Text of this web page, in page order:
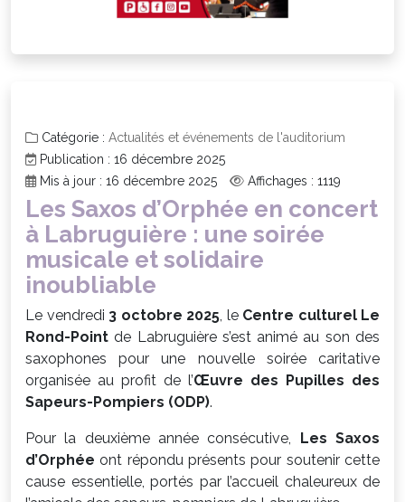
Catégorie : Actualités et événements de l'auditorium
Publication : 16 décembre 2025
Mis à jour : 16 décembre 2025
Affichages : 1119
Les Saxos d’Orphée en concert
à Labruguière : une soirée
musicale et solidaire
inoubliable
Le vendredi 3 octobre 2025, le Centre culturel Le
Rond-Point de Labruguière s’est animé au son des
saxophones pour une nouvelle soirée caritative
organisée au profit de l’Œuvre des Pupilles des
Sapeurs-Pompiers (ODP).
Pour la deuxième année consécutive,
Les Saxos
d’Orphée ont répondu présents pour soutenir cette
cause essentielle, portés par l’accueil chaleureux de